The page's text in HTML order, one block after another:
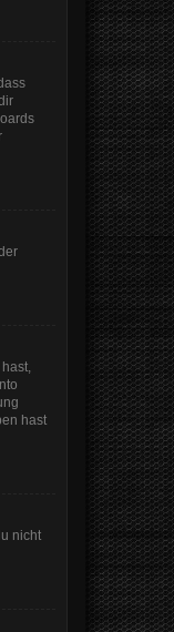
hast
nicht